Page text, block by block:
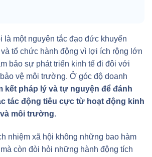
là một nguyên tắc đạo đức khuyến
tổ chức hành động vì lợi ích rộng lớn
bảo sự phát triển kinh tế đi đôi với
vệ môi trường. Ở góc độ doanh
kết pháp lý và tự nguyện để đánh
tác động tiêu cực từ hoạt động kinh
môi trường.
nhiệm xã hội không những bao hàm
còn đòi hỏi những hành động tích